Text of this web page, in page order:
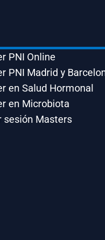
PNI Online
PNI Madrid y
en Salud Hormonal
en Microbiota
sesión Masters